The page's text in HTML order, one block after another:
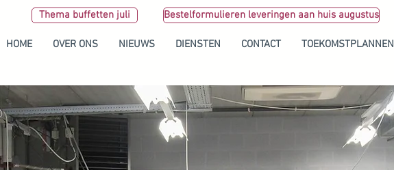
Thema buffetten juli Bestelformulieren leveringen aan huis augustus
HOME OVER ONS NIEUWS DIENSTEN CONTACT TOEKOMSTPLANNEN